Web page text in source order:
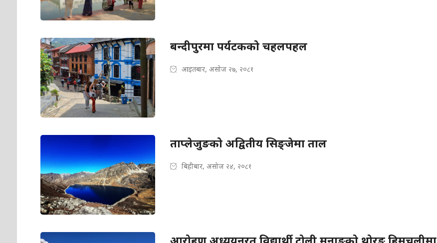
बन्दीपुरमा पर्यटकको चहलपहल
आइतबार, असोज २७, २०८१
ताप्लेजुङको अद्वितीय सिङ्जेमा ताल
बिहीबार, असोज २४, २०८१